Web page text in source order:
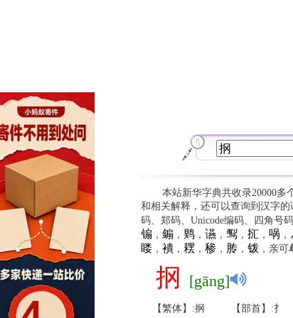
本站新华字典共收录20000多
和相关解释，还可以查询到汉字
码、郑码、Unicode编码、四角号
䦂 ， 䥇 ， 䴗， 䜩， 䴕， 㧟 ， 㖞 ，
䁖， 䙡， 䎬 ， 䅟， 䏝， 䥽，亲可
㧏 [gāng]
【繁体】:㧏 【部首】:扌